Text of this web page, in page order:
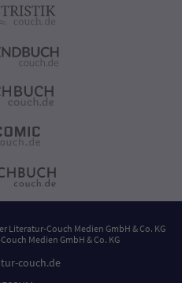
Literatur-Couch Medien GmbH & Co. KG
Medien GmbH & Co. KG
couch.de